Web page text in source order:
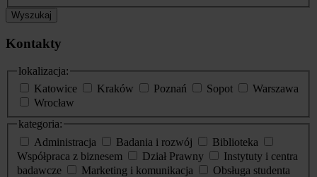
Wyszukaj
Kontakty
lokalizacja:
Katowice
Kraków Poznań Sopot
Warszawa
Wrocław
kategoria:
Administracja
Badania i rozwój
Biblioteka
Współpraca z biznesem
Dział Prawny
Instytuty i centra
badawcze
Marketing i komunikacja
Obsługa studenta